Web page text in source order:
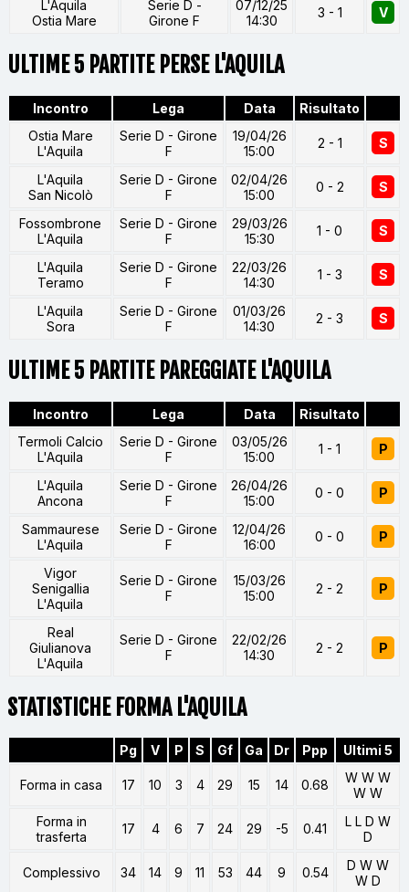
L'Aquila
Ostia Mare
Serie D -
Girone F
07/12/25
14:30
3 - 1 V
ULTIME 5 PARTITE PERSE L'AQUILA
Incontro Lega Data
Risultato
Ostia Mare
L'Aquila
Serie D - Girone
F
19/04/26
15:00
2 - 1 S
L'Aquila
San Nicolò
Serie D - Girone
F
02/04/26
15:00
0 - 2 S
Fossombrone
L'Aquila
Serie D - Girone
F
29/03/26
15:30
1 - 0 S
L'Aquila
Teramo
Serie D - Girone
F
22/03/26
14:30
1 - 3 S
L'Aquila
Sora
Serie D - Girone
F
01/03/26
14:30
2 - 3 S
ULTIME 5 PARTITE PAREGGIATE L'AQUILA
Incontro Lega Data
Risultato
Termoli Calcio
L'Aquila
Serie D - Girone
F
03/05/26
15:00
1 - 1 P
L'Aquila
Ancona
Serie D - Girone
F
26/04/26
15:00
0 - 0 P
Sammaurese
L'Aquila
Serie D - Girone
F
12/04/26
16:00
0 - 0 P
Vigor
Senigallia
L'Aquila
Serie D - Girone
F
15/03/26
15:00
2 - 2 P
Real
Giulianova
L'Aquila
Serie D - Girone
F
22/02/26
14:30
2 - 2 P
STATISTICHE FORMA L'AQUILA
Pg V P S Gf Ga Dr Ppp Ultimi 5
Forma in casa 17 10 3 4 29 15 14 0.68
W W W
W W
Forma in
trasferta
17 4 6 7 24 29 -5 0.41
L L D W
D
Complessivo 34 14 9 11 53 44 9 0.54
D W W
W D